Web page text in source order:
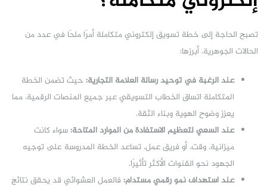
تصبح الحاجة إلى خطة تسويق إلكتروني متكاملة أمرًا ملحًا في عدد من
الحالات الجوهرية، أبرزها:
عند الرغبة في توحيد رسالة العلامة التجارية: حيث تضمن الخطة
المتكاملة اتساق الخطاب التسويقي عبر جميع المنصات الرقمية، مما
يعزز وضوح الهوية وبناء الثقة.
عند السعي لتعظيم الاستفادة من الموارد المتاحة:سواء كانت
ميزانية، وقت، أو فريق عمل، تساعد الخطة المدروسة على توجيه
الجهود نحو القنوات الأكثر تأثيرًا.
عند استهداف نمو رقمي مستدام:فالعمل العشوائي قد يحقق نتائج